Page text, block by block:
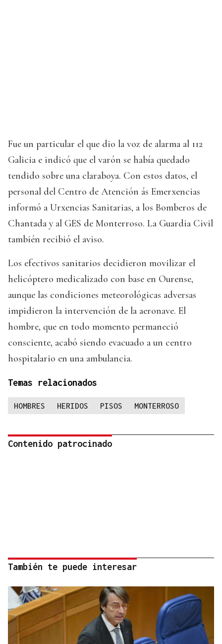
Fue un particular el que dio la voz de alarma al 112
Galicia e indicó que el varón se había quedado
tendido sobre una claraboya. Con estos datos, el
personal del Centro de Atención ás Emerxencias
informó a Urxencias Sanitarias, a los Bomberos de
Chantada y al GES de Monterroso. La Guardia Civil
también recibió el aviso.
Los efectivos sanitarios decidieron movilizar el
helicóptero medicalizado con base en Ourense,
aunque las condiciones meteorológicas adversas
impidieron la intervención de la aeronave. El
hombre, que en todo momento permaneció
consciente, acabó siendo evacuado a un centro
hospitalario en una ambulancia.
Temas relacionados
HOMBRES HERIDOS PISOS MONTERROSO
Contenido patrocinado
También te puede interesar